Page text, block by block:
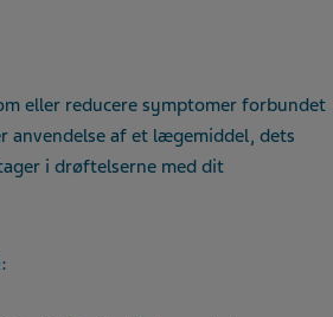
eller reducere symptomer forbundet
anvendelse af et lægemiddel, dets
i drøftelserne med dit